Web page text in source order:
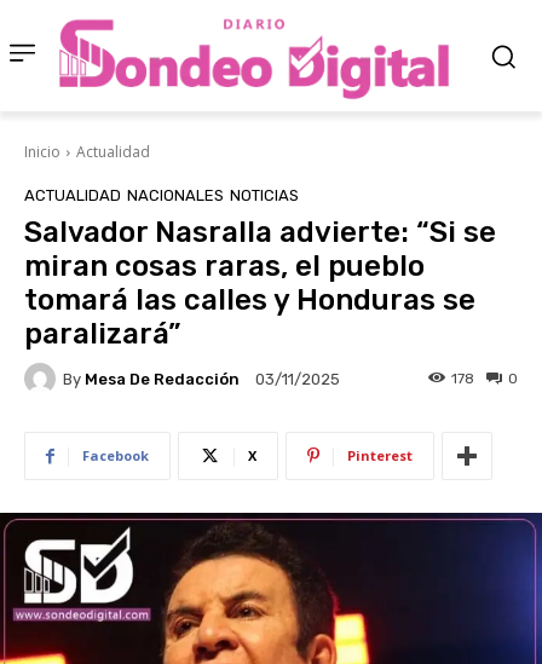
Inicio Actualidad
ACTUALIDAD NACIONALES NOTICIAS
Salvador Nasralla advierte: “Si se
miran cosas raras, el pueblo
tomará las calles y Honduras se
paralizará”
By Mesa De Redacción 03/11/2025 0
178
Facebook X Pinterest